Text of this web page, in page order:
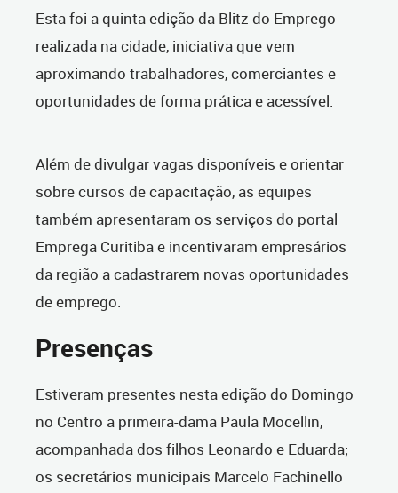
Esta foi a quinta edição da Blitz do Emprego
realizada na cidade, iniciativa que vem
aproximando trabalhadores, comerciantes e
oportunidades de forma prática e acessível.
Além de divulgar vagas disponíveis e orientar
sobre cursos de capacitação, as equipes
também apresentaram os serviços do portal
Emprega Curitiba e incentivaram empresários
da região a cadastrarem novas oportunidades
de emprego.
Presenças
Estiveram presentes nesta edição do Domingo
no Centro a primeira-dama Paula Mocellin,
acompanhada dos filhos Leonardo e Eduarda;
os secretários municipais Marcelo Fachinello